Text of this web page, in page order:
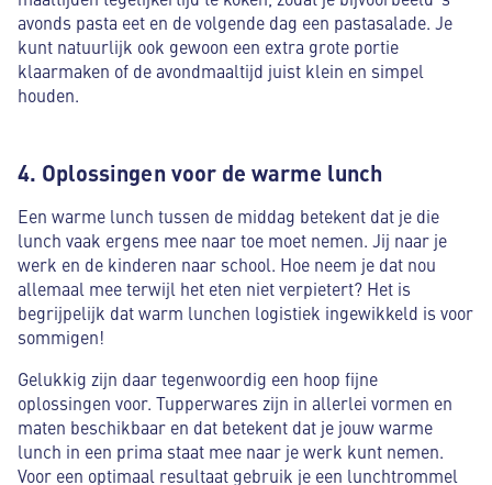
avonds pasta eet en de volgende dag een pastasalade. Je
kunt natuurlijk ook gewoon een extra grote portie
klaarmaken of de avondmaaltijd juist klein en simpel
houden.
4. Oplossingen voor de warme lunch
Een warme lunch tussen de middag betekent dat je die
lunch vaak ergens mee naar toe moet nemen. Jij naar je
werk en de kinderen naar school. Hoe neem je dat nou
allemaal mee terwijl het eten niet verpietert? Het is
begrijpelijk dat warm lunchen logistiek ingewikkeld is voor
sommigen!
Gelukkig zijn daar tegenwoordig een hoop fijne
oplossingen voor. Tupperwares zijn in allerlei vormen en
maten beschikbaar en dat betekent dat je jouw warme
lunch in een prima staat mee naar je werk kunt nemen.
Voor een optimaal resultaat gebruik je een lunchtrommel